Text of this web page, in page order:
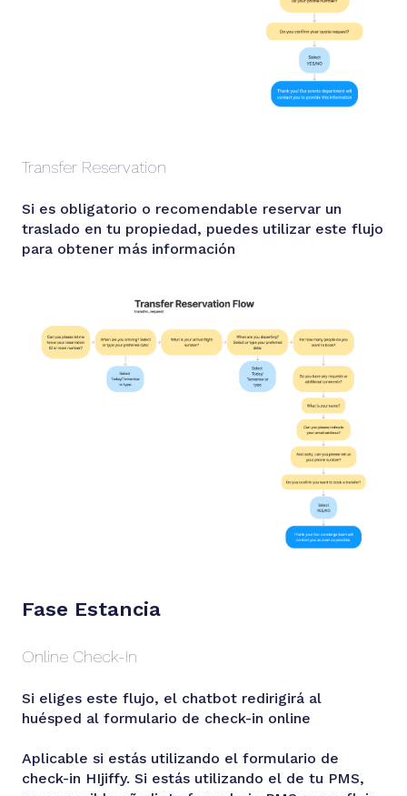
Transfer Reservation
Si es obligatorio o recomendable reservar un
traslado en tu propiedad, puedes utilizar este flujo
para obtener más información
Fase Estancia
Online Check-In
Si eliges este flujo, el chatbot redirigirá al
huésped al formulario de check-in online
Aplicable si estás utilizando el formulario de
check-in HIjiffy. Si estás utilizando el de tu PMS,